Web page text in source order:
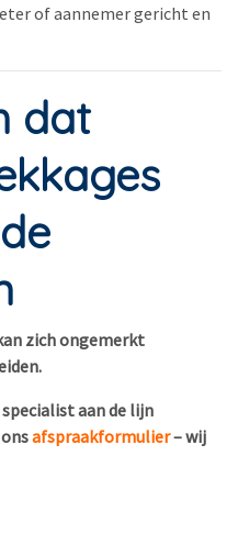
of aannemer gericht en
dat
zich ongemerkt
aan de lijn
afspraakformulier– wij